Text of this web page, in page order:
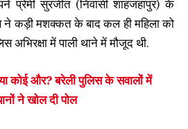
प्रेमी सुरजीत (निवासी शाहजहांपुर) के
ने कड़ी मशक्कत के बाद कल ही महिला को
अभिरक्षा में पाली थाने में मौजूद थी.
कोई और? बरेली पुलिस के सवालों में
ने खोल दी पोल